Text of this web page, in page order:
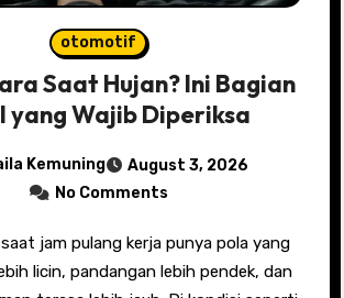
otomotif
Saat Hujan? Ini Bagian
yang Wajib Diperiksa
Kemuning
August 3, 2026
No Comments
licin, pandangan lebih pendek, dan